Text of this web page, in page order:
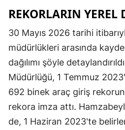
REKORLARIN
30 Mayıs 2026 tarihi
müdürlükleri arasında
dağılımı şöyle
Müdürlüğü, 1 Temmuz
692 binek araç giriş
rekora imza attı.
de, 1 Haziran 2023'te